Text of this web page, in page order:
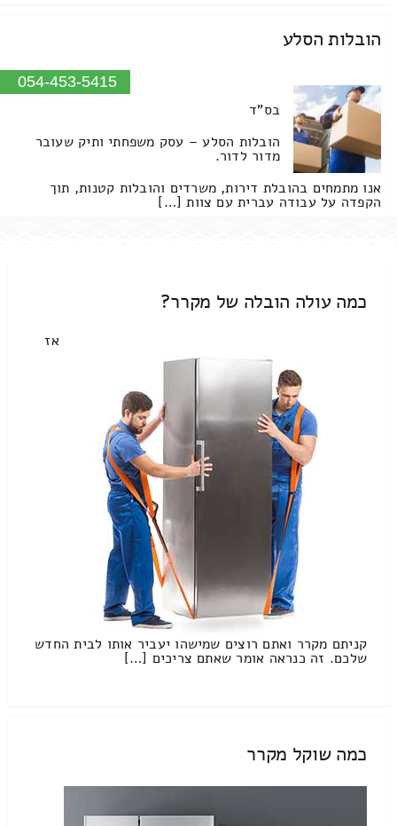
הובלות הסלע
054-453-5415
בס"ד
הובלות הסלע – עסק משפחתי ותיק שעובר
מדור לדור.
אנו מתמחים בהובלת דירות, משרדים והובלות קטנות, תוך
הקפדה על עבודה עברית עם צוות […]
כמה עולה הובלה של מקרר?
אז
קניתם מקרר ואתם רוצים שמישהו יעביר אותו לבית החדש
שלכם. זה כנראה אומר שאתם צריכים […]
כמה שוקל מקרר